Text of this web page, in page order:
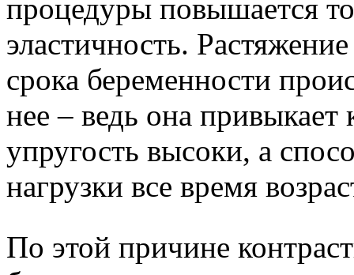
процедуры повышается
эластичность.
срока беременности
нее – ведь она привыкает
упругость высоки, а
нагрузки все время
По этой причине